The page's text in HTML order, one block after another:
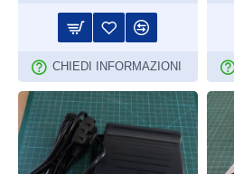
CHIEDI INFORMAZIONI